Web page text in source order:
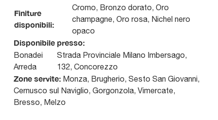
Finiture
disponibili:
Cromo, Bronzo dorato, Oro
champagne, Oro rosa, Nichel nero
opaco
Disponibile presso:
Bonadei
Arreda
Strada Provinciale Milano Imbersago,
132, Concorezzo
Zone servite: Monza, Brugherio, Sesto San Giovanni,
Cernusco sul Naviglio, Gorgonzola, Vimercate,
Bresso, Melzo